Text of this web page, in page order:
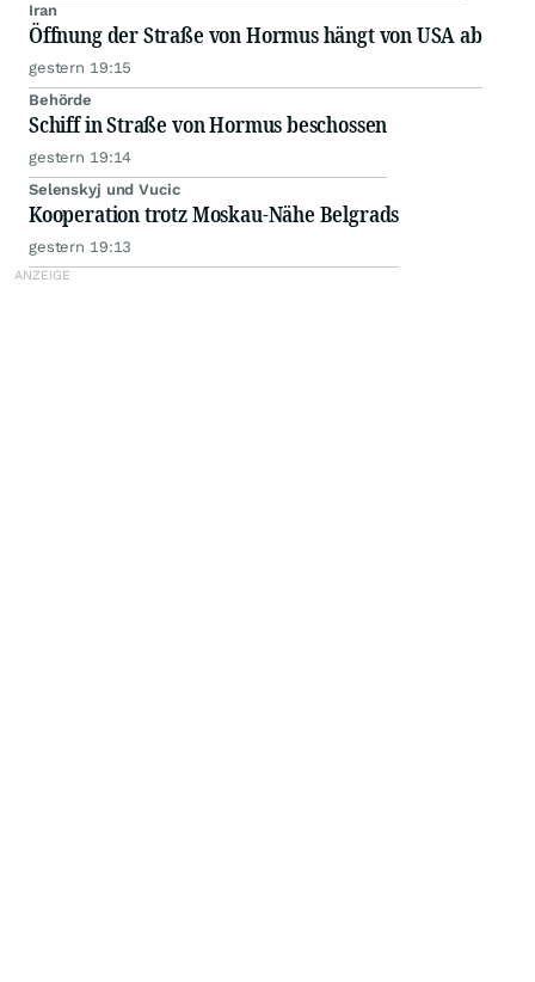
Iran
Öffnung der Straße von Hormus hängt von USA ab
gestern 19:15
Behörde
Schiff in Straße von Hormus beschossen
gestern 19:14
Selenskyj und Vucic
Kooperation trotz Moskau-Nähe Belgrads
gestern 19:13